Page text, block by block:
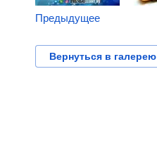
Предыдущее
Вернуться в галерею